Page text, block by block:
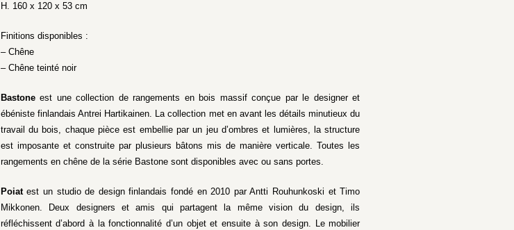
H. 160 x 120 x 53 cm
Finitions disponibles :
– Chêne
– Chêne teinté noir
Bastoneest une collection de rangements en bois massif conçue par le designer et
ébéniste finlandais Antrei Hartikainen. La collection met en avant les détails minutieux du
travail du bois, chaque pièce est embellie par un jeu d’ombres et lumières, la structure
est imposante et construite par plusieurs bâtons mis de manière verticale. Toutes les
rangements en chêne de la série Bastone sont disponibles avec ou sans portes.
Poiatest un studio de design finlandais fondé en 2010 par Antti Rouhunkoski et Timo
Mikkonen. Deux designers et amis qui partagent la même vision du design, ils
réfléchissent d’abord à la fonctionnalité d’un objet et ensuite à son design. Le mobilier